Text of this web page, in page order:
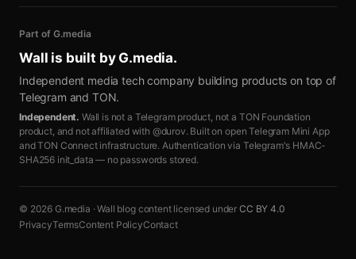
Part of G.media
Wall is built by G.media.
Independent media tech company building products on top of
Telegram and TON.
Independent. Wall is not a Telegram product, not a TON Foundation
product, and not affiliated with @durov. Built on open Telegram Mini App
and TON Connect infrastructure. Authentication via Telegram's HMAC-
SHA256 init_data — no passwords stored.
© 2026 G.media · Wall blog content licensed under CC BY 4.0
PrivacyTermsContent PolicyContact